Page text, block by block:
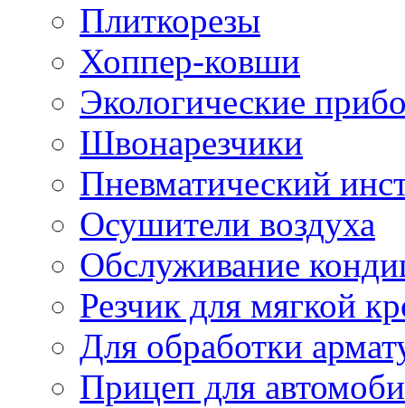
Плиткорезы
Хоппер-ковши
Экологические
Швонарезчики
Пневматический
Осушители воздуха
Обслуживание
Резчик для мягкой
Для обработки
Прицеп для